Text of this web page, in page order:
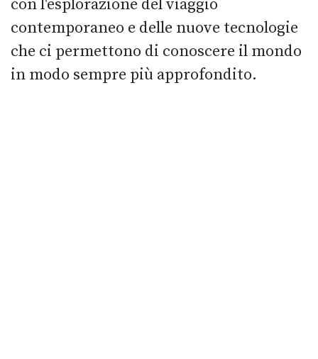
con l'esplorazione del viaggio
contemporaneo e delle nuove tecnologie
che ci permettono di conoscere il mondo
in modo sempre più approfondito.